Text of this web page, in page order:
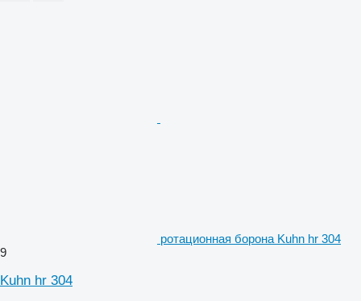
ротационная борона Kuhn hr 304
9
Kuhn hr 304